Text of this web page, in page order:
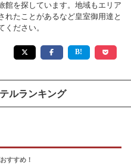
館を探しています。地域もエリア
れたことがあるなど皇室御用達と
ください。
ルランキング
おすすめ！